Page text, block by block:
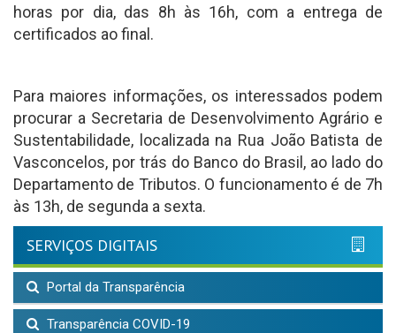
horas por dia, das 8h às 16h, com a entrega de
certificados ao final.
Para maiores informações, os interessados podem
procurar a Secretaria de Desenvolvimento Agrário e
Sustentabilidade, localizada na Rua João Batista de
Vasconcelos, por trás do Banco do Brasil, ao lado do
Departamento de Tributos. O funcionamento é de 7h
às 13h, de segunda a sexta.
SERVIÇOS DIGITAIS
Portal da Transparência
Transparência COVID-19